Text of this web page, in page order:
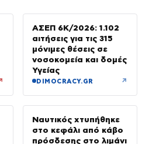
ΑΣΕΠ 6Κ/2026: 1.102
αιτήσεις για τις 315
μόνιμες θέσεις σε
νοσοκομεία και δομές
Υγείας
DIMOCRACY.GR ↗
Ναυτικός χτυπήθηκε
στο κεφάλι από κάβο
πρόσδεσης στο λιμάνι